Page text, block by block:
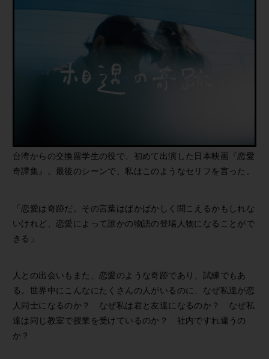
台湾からの交換留学生の役で、初めて出演した日本映画『恋愛
奇譚集』。最後のシーンで、私はこのようなセリフを言った。
「恋愛は奇跡だ。その言葉はばかばかしく聞こえるかもしれな
いけれど、恋愛によって誰かの物語の登場人物になることがで
きる」
人との出会いもまた、恋愛のような奇跡であり、試練でもあ
る。世界中にこんなにたくさんの人がいるのに、なぜ私達が恋
人同士になるのか？ なぜ私は君と友達になるのか？ なぜ私
達は同じ教室で授業を受けているのか？ 社内ですれ違うの
か？